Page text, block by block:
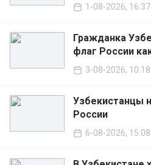
1-08-2026, 16:37
Гражданка
флаг России
3-08-2026, 10:18
Узбекистанцы
России
6-08-2026, 15:08